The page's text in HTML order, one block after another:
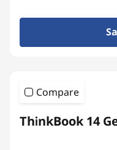
Compare
ThinkBook 14